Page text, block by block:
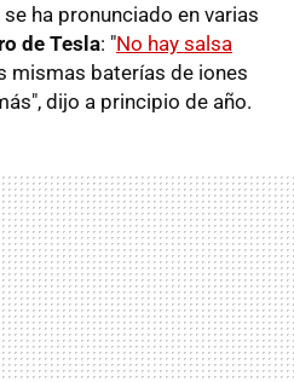
ha pronunciado en varias
de Tesla: "No hay salsa
mismas baterías de iones
dijo a principio de año.